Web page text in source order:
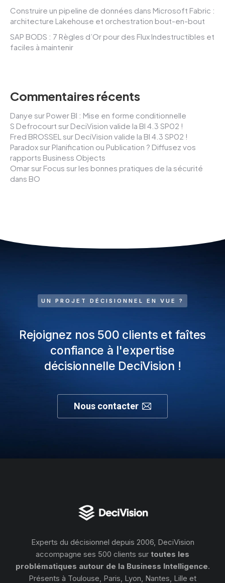
Construire un pipeline de données dans Microsoft Fabric :
architecture Lakehouse et orchestration bout-en-bout
SAP BODS : 7 Règles d’Or pour des Flux Indestructibles et
faciles à maintenir
Commentaires récents
Danye sur Power BI : Mise en forme conditionnelle
S Defrocourt sur DeciVision valide la BI 4.3 SP02 !
Fred BROSSEL sur DeciVision valide la BI 4.3 SP02 !
Paradox sur Planification ou Publication ? Diffusez vos
rapports Business Objects
Omar sur Focus sur les bonnes pratiques de la sécurité
dans BO
UN PROJET DÉCISIONNEL EN VUE ?
Rejoignez nos 500 clients et faîtes
confiance à l'expertise
décisionnelle DeciVision !
Nous contacter
Experts du décisionnel depuis 2006, DeciVision
accompagne ses 500 clients sur toutes les
problématiques autour de la Business Intelligence.
Présents à Toulouse, Paris, Lyon, Nantes, Lille et